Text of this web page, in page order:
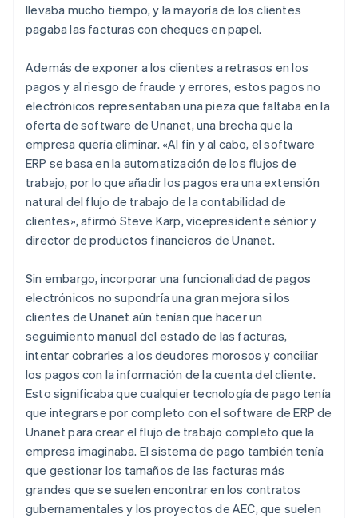
llevaba mucho tiempo, y la mayoría de los clientes
pagaba las facturas con cheques en papel.
Además de exponer a los clientes a retrasos en los
pagos y al riesgo de fraude y errores, estos pagos no
electrónicos representaban una pieza que faltaba en la
oferta de software de Unanet, una brecha que la
empresa quería eliminar. «Al fin y al cabo, el software
ERP se basa en la automatización de los flujos de
trabajo, por lo que añadir los pagos era una extensión
natural del flujo de trabajo de la contabilidad de
clientes», afirmó Steve Karp, vicepresidente sénior y
director de productos financieros de Unanet.
Sin embargo, incorporar una funcionalidad de pagos
electrónicos no supondría una gran mejora si los
clientes de Unanet aún tenían que hacer un
seguimiento manual del estado de las facturas,
intentar cobrarles a los deudores morosos y conciliar
los pagos con la información de la cuenta del cliente.
Esto significaba que cualquier tecnología de pago tenía
que integrarse por completo con el software de ERP de
Unanet para crear el flujo de trabajo completo que la
empresa imaginaba. El sistema de pago también tenía
que gestionar los tamaños de las facturas más
grandes que se suelen encontrar en los contratos
gubernamentales y los proyectos de AEC, que suelen